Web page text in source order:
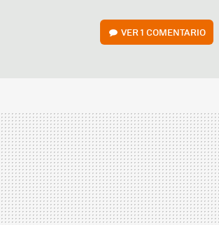
VER1 COMENTARIO